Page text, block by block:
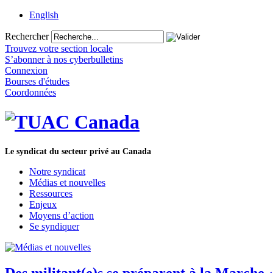
English
Rechercher
Trouvez votre section locale
S’abonner à nos cyberbulletins
Connexion
Bourses d'études
Coordonnées
Le syndicat du secteur privé au Canada
Notre syndicat
Médias et nouvelles
Ressources
Enjeux
Moyens d’action
Se syndiquer